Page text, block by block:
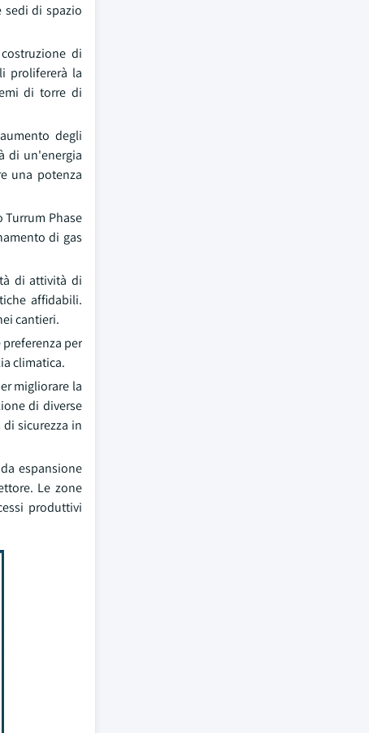
di spazio
di
prolifererà la
di torre di
degli
di un'energia
una potenza
Phase
di gas
di attività di
affidabili.
cantieri.
per
climatica.
migliorare la
di diverse
sicurezza in
espansione
Le zone
produttivi